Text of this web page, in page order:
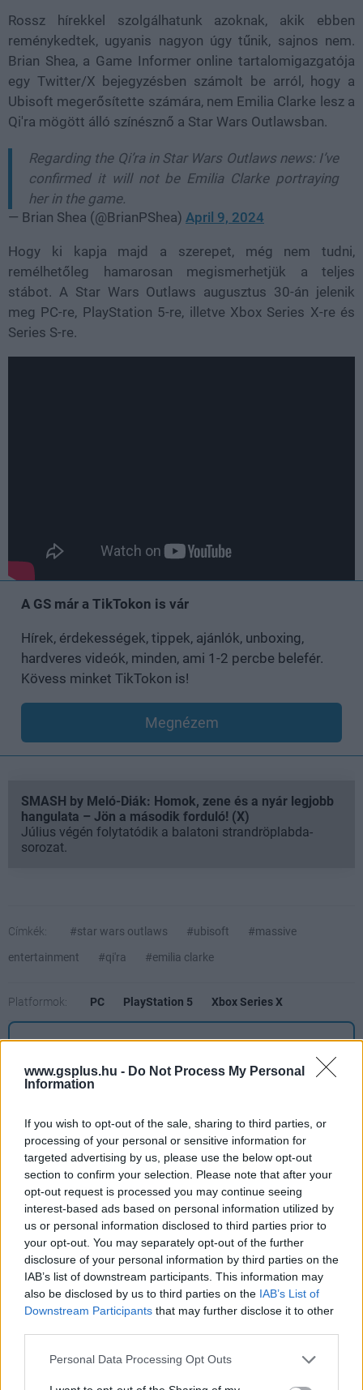
www.gsplus.hu - Do Not Process My Personal
Information
If you wish to opt-out of the sale, sharing to third parties, or
processing of your personal or sensitive information for
targeted advertising by us, please use the below opt-out
section to confirm your selection. Please note that after your
opt-out request is processed you may continue seeing
interest-based ads based on personal information utilized by
us or personal information disclosed to third parties prior to
your opt-out. You may separately opt-out of the further
disclosure of your personal information by third parties on the
IAB’s list of downstream participants. This information may
also be disclosed by us to third parties on the IAB’s List of
Downstream Participants that may further disclose it to other
Please note that this website/app uses one or more Google
Personal Data Processing Opt Outs
Rossz hírekkel szolgálhatunk azoknak, akik ebben
reménykedtek, ugyanis nagyon úgy tűnik, sajnos nem.
Brian Shea, a Game Informer online tartalomigazgatója
egy Twitter/X bejegyzésben számolt be arról, hogy a
Ubisoft megerősítette számára, nem Emilia Clarke lesz a
Qi'ra mögött álló színésznő a Star Wars Outlawsban.
Regarding the Qi’ra in Star Wars Outlaws news: I’ve
confirmed it will not be Emilia Clarke portraying
her in the game.
— Brian Shea (@BrianPShea) April 9, 2024
Hogy ki kapja majd a szerepet, még nem tudni,
remélhetőleg hamarosan megismerhetjük a teljes
stábot. A Star Wars Outlaws augusztus 30-án jelenik
meg PC-re, PlayStation 5-re, illetve Xbox Series X-re és
Series S-re.
A GS már a TikTokon is vár
Hírek, érdekességek, tippek, ajánlók, unboxing,
hardveres videók, minden, ami 1-2 percbe belefér.
Kövess minket TikTokon is!
Megnézem
SMASH by Meló-Diák: Homok, zene és a nyár legjobb
hangulata – Jön a második forduló! (X)
Július végén folytatódik a balatoni strandröplabda-
sorozat.
Címkék: #star wars outlaws #ubisoft
#massive
entertainment
#qi'ra #emilia clarke
Platformok: PC PlayStation 5 Xbox Series X
Assassin's Creednél" azon túl, hogy minden
porcikájából árad a Csillagok háborúja hangulat,
és látszik, olyanok készítették, akik tényleg értik,
szeretik ezt az univerzumot, főleg annak alvilági
vonalát.
Ami tetszett
hamisítatlan Star Wars hangulat
rengeteg tartalom